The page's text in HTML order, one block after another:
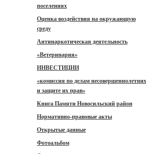
поселениях
Оценка воздействия на окружающую
среду
Антинаркотическая деятельность
«Ветеринария»
ИНВЕСТИЦИИ
«комиссия по делам несовершеннолетних
и защите их прав»
Книга Памяти Новосильский район
Нормативно-правовые акты
Открытые данные
Фотоальбом